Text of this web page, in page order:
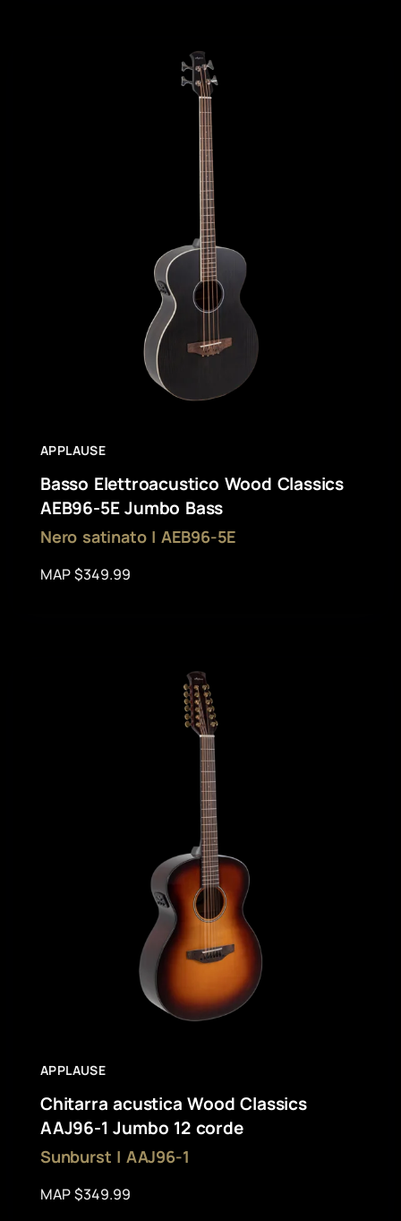
APPLAUSE
Basso Elettroacustico Wood Classics
AEB96-5E Jumbo Bass
Nero satinato | AEB96-5E
MAP $349.99
APPLAUSE
Chitarra acustica Wood Classics
AAJ96-1 Jumbo 12 corde
Sunburst | AAJ96-1
MAP $349.99